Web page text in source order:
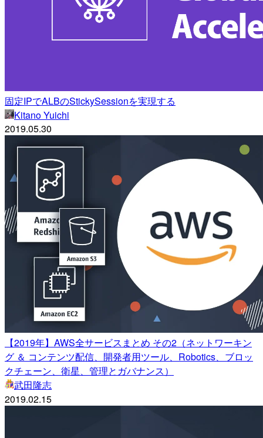
固定IPでALBのStickySessionを実現する
Kitano Yuichi
2019.05.30
【2019年】AWS全サービスまとめ その2（ネットワーキン
グ ＆ コンテンツ配信、開発者用ツール、Robotics、ブロッ
クチェーン、衛星、管理とガバナンス）
武田隆志
2019.02.15